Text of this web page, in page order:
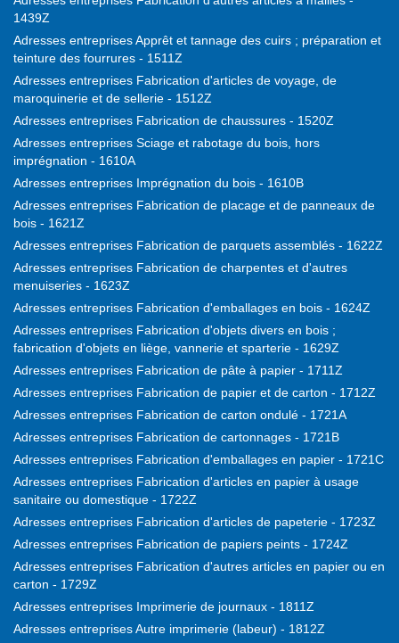
1439Z
Adresses entreprises Apprêt et tannage des cuirs ; préparation et
teinture des fourrures - 1511Z
Adresses entreprises Fabrication d'articles de voyage, de
maroquinerie et de sellerie - 1512Z
Adresses entreprises Fabrication de chaussures - 1520Z
Adresses entreprises Sciage et rabotage du bois, hors
imprégnation - 1610A
Adresses entreprises Imprégnation du bois - 1610B
Adresses entreprises Fabrication de placage et de panneaux de
bois - 1621Z
Adresses entreprises Fabrication de parquets assemblés - 1622Z
Adresses entreprises Fabrication de charpentes et d'autres
menuiseries - 1623Z
Adresses entreprises Fabrication d'emballages en bois - 1624Z
Adresses entreprises Fabrication d'objets divers en bois ;
fabrication d'objets en liège, vannerie et sparterie - 1629Z
Adresses entreprises Fabrication de pâte à papier - 1711Z
Adresses entreprises Fabrication de papier et de carton - 1712Z
Adresses entreprises Fabrication de carton ondulé - 1721A
Adresses entreprises Fabrication de cartonnages - 1721B
Adresses entreprises Fabrication d'emballages en papier - 1721C
Adresses entreprises Fabrication d'articles en papier à usage
sanitaire ou domestique - 1722Z
Adresses entreprises Fabrication d'articles de papeterie - 1723Z
Adresses entreprises Fabrication de papiers peints - 1724Z
Adresses entreprises Fabrication d'autres articles en papier ou en
carton - 1729Z
Adresses entreprises Imprimerie de journaux - 1811Z
Adresses entreprises Autre imprimerie (labeur) - 1812Z